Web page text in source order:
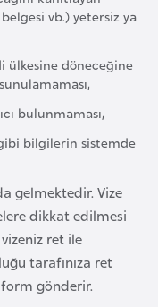
vb.) yetersiz ya
ülkesine döneceğine
bulunmaması,
bilgilerin sistemde
gelmektedir. Vize
dikkat edilmesi
ret ile
tarafınıza ret
form gönderir.